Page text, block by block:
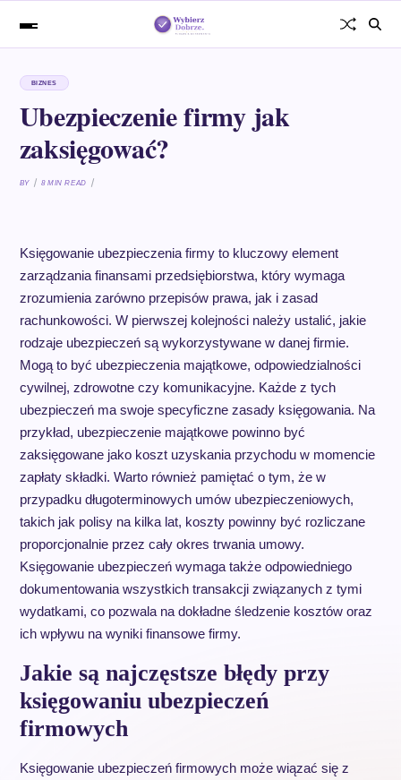
BIZNES
Ubezpieczenie firmy jak
zaksięgować?
BY 8 MIN READ
Księgowanie ubezpieczenia firmy to kluczowy element
zarządzania finansami przedsiębiorstwa, który wymaga
zrozumienia zarówno przepisów prawa, jak i zasad
rachunkowości. W pierwszej kolejności należy ustalić, jakie
rodzaje ubezpieczeń są wykorzystywane w danej firmie.
Mogą to być ubezpieczenia majątkowe, odpowiedzialności
cywilnej, zdrowotne czy komunikacyjne. Każde z tych
ubezpieczeń ma swoje specyficzne zasady księgowania. Na
przykład, ubezpieczenie majątkowe powinno być
zaksięgowane jako koszt uzyskania przychodu w momencie
zapłaty składki. Warto również pamiętać o tym, że w
przypadku długoterminowych umów ubezpieczeniowych,
takich jak polisy na kilka lat, koszty powinny być rozliczane
proporcjonalnie przez cały okres trwania umowy.
Księgowanie ubezpieczeń wymaga także odpowiedniego
dokumentowania wszystkich transakcji związanych z tymi
wydatkami, co pozwala na dokładne śledzenie kosztów oraz
ich wpływu na wyniki finansowe firmy.
Jakie są najczęstsze błędy przy
księgowaniu ubezpieczeń
firmowych
Księgowanie ubezpieczeń firmowych może wiązać się z